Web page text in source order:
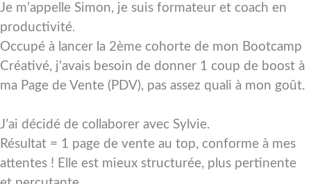
Je m’appelle Simon, je suis formateur et coach en
productivité.
Occupé à lancer la 2ème cohorte de mon Bootcamp
Créativé, j’avais besoin de donner 1 coup de boost à
ma Page de Vente (PDV), pas assez quali à mon goût.
J’ai décidé de collaborer avec Sylvie.
Résultat = 1 page de vente au top, conforme à mes
attentes ! Elle est mieux structurée, plus pertinente